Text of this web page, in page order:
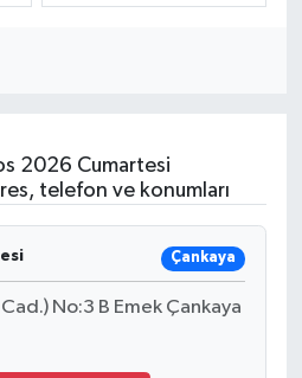
2026 Cumartesi
telefon ve konumları
Çankaya
No:3 B Emek Çankaya